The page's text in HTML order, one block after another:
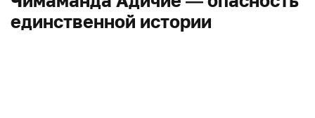
единственной истории